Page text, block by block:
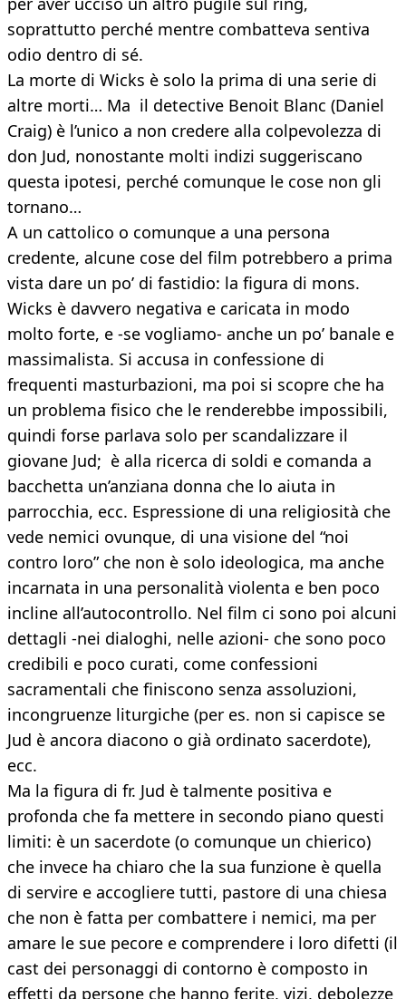
soprattutto perché mentre combatteva sentiva
odio dentro di sé.
La morte di Wicks è solo la prima di una serie di
altre morti… Ma il detective Benoit Blanc (Daniel
Craig) è l’unico a non credere alla colpevolezza di
don Jud, nonostante molti indizi suggeriscano
questa ipotesi, perché comunque le cose non gli
tornano…
A un cattolico o comunque a una persona
credente, alcune cose del film potrebbero a prima
vista dare un po’ di fastidio: la figura di mons.
Wicks è davvero negativa e caricata in modo
molto forte, e -se vogliamo- anche un po’ banale e
massimalista. Si accusa in confessione di
frequenti masturbazioni, ma poi si scopre che ha
un problema fisico che le renderebbe impossibili,
quindi forse parlava solo per scandalizzare il
giovane Jud; è alla ricerca di soldi e comanda a
bacchetta un’anziana donna che lo aiuta in
parrocchia, ecc. Espressione di una religiosità che
vede nemici ovunque, di una visione del “noi
contro loro” che non è solo ideologica, ma anche
incarnata in una personalità violenta e ben poco
incline all’autocontrollo. Nel film ci sono poi alcuni
dettagli -nei dialoghi, nelle azioni- che sono poco
credibili e poco curati, come confessioni
sacramentali che finiscono senza assoluzioni,
incongruenze liturgiche (per es. non si capisce se
Jud è ancora diacono o già ordinato sacerdote),
ecc.
Ma la figura di fr. Jud è talmente positiva e
profonda che fa mettere in secondo piano questi
limiti: è un sacerdote (o comunque un chierico)
che invece ha chiaro che la sua funzione è quella
di servire e accogliere tutti, pastore di una chiesa
che non è fatta per combattere i nemici, ma per
amare le sue pecore e comprendere i loro difetti (il
cast dei personaggi di contorno è composto in
effetti da persone che hanno ferite, vizi, debolezze